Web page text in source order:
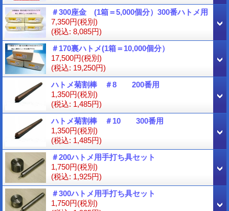
＃300座金 (1箱＝5,000個分）300番ハトメ用
7,350円(税別)
(税込: 8,085円)
＃170裏ハトメ(1箱＝10,000個分）
17,500円(税別)
(税込: 19,250円)
ハトメ菊割棒 ＃8 200番用
1,350円(税別)
(税込: 1,485円)
ハトメ菊割棒 ＃10 300番用
1,350円(税別)
(税込: 1,485円)
＃200ハトメ用手打ち具セット
1,750円(税別)
(税込: 1,925円)
＃300ハトメ用手打ち具セット
1,750円(税別)